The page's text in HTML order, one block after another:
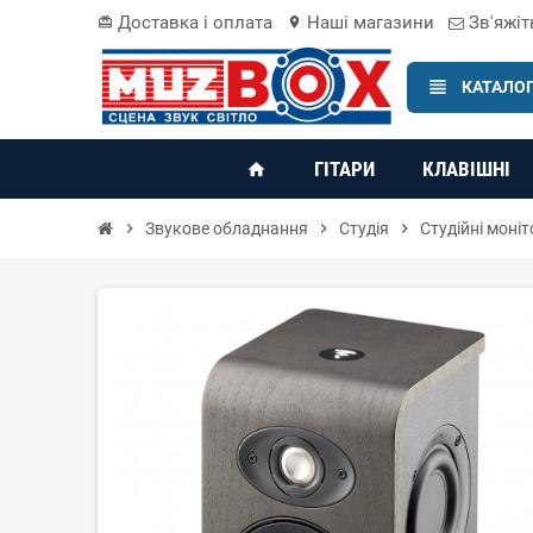
card_giftcard Доставка і оплата location_on Наші магазини
view_headline
home ГІТАРИ КЛАВІШНІ
chevron_right Звукове обладнання chevron_right Студія chevron_right Студійні